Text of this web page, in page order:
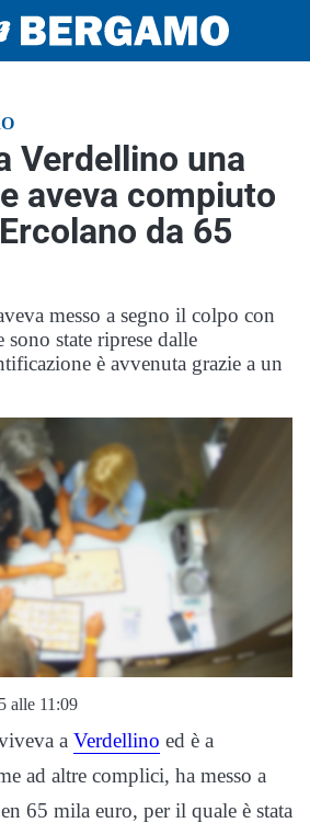
Verdellino una
aveva compiuto
da 65
messo a segno il colpo con
state riprese dalle
è avvenuta grazie a un
alle 11:09
a Verdellino ed è a
ad altre complici, ha messo a
65 mila euro, per il quale è stata